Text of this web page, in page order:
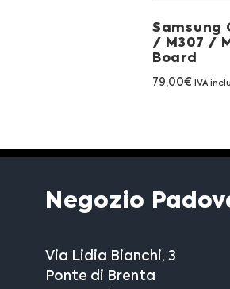
Samsung
/ M307 /
Board
79,00€ IVA
Negozio
Via Lidia Bianchi, 3
Ponte di Brenta